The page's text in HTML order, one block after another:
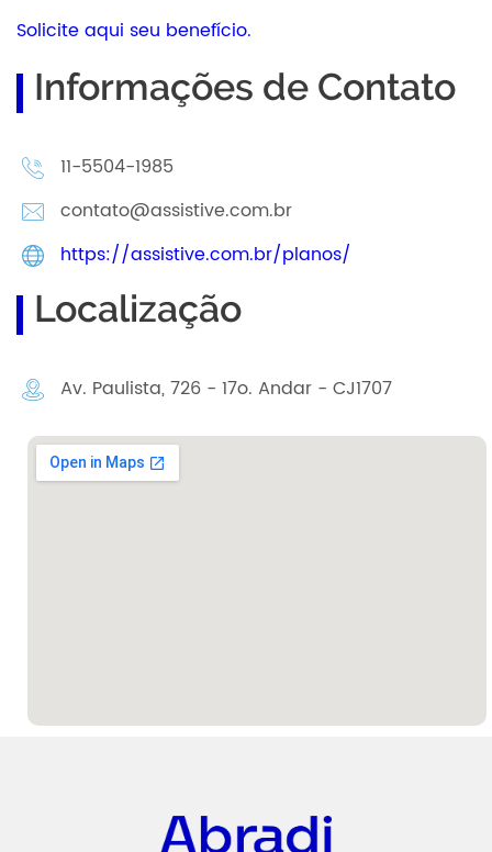
Solicite aqui seu benefício.
Informações de Contato
11-5504-1985
contato@assistive.com.br
https://assistive.com.br/planos/
Localização
Av. Paulista, 726 - 17o. Andar - CJ1707